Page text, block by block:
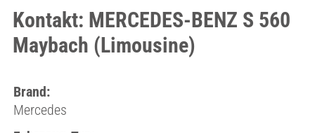
Kontakt: MERCEDES-BENZ S 560
Maybach (Limousine)
Brand:
Mercedes